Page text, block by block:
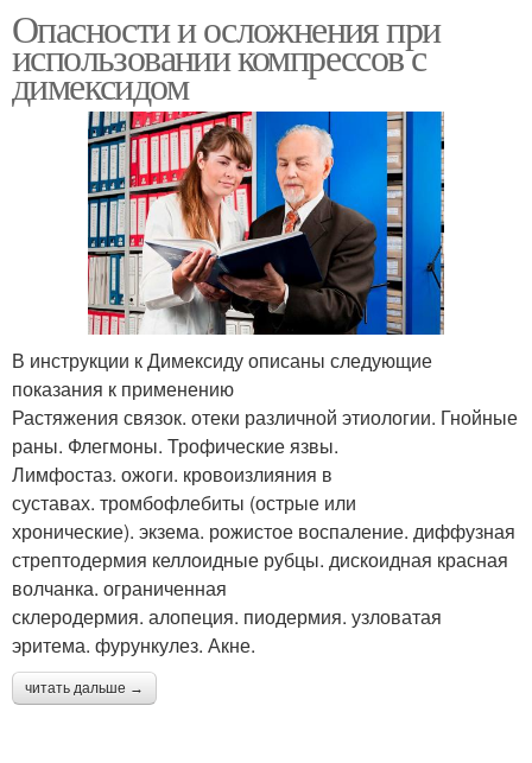
Опасности и осложнения при
использовании компрессов с
димексидом
В инструкции к Димексиду описаны следующие
показания к применению
Растяжения связок. отеки различной этиологии. Гнойные
раны. Флегмоны. Трофические язвы.
Лимфостаз. ожоги. кровоизлияния в
суставах. тромбофлебиты (острые или
хронические). экзема. рожистое воспаление. диффузная
стрептодермия келлоидные рубцы. дискоидная красная
волчанка. ограниченная
склеродермия. алопеция. пиодермия. узловатая
эритема. фурункулез. Акне.
читать дальше →